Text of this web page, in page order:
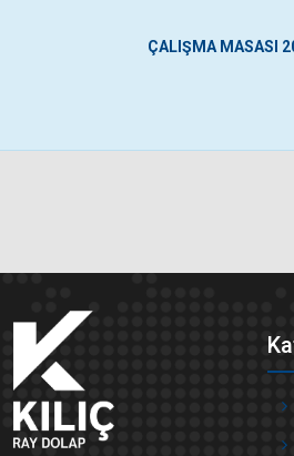
ÇALIŞMA MASASI